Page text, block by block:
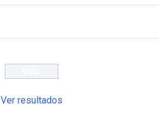
Ver resultados